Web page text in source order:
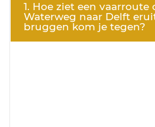
1. Hoe ziet een vaarroute
Waterweg naar Delft
bruggen kom je tegen?